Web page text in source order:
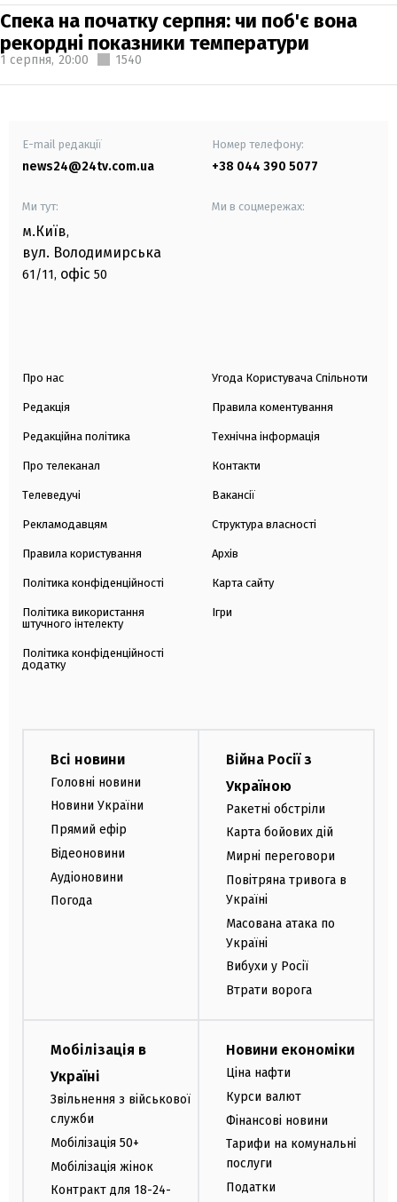
Спека на початку серпня: чи поб'є вона
рекордні показники температури
1 серпня, 20:00 1540
E-mail редакції
news24@24tv.com.ua
Номер телефону:
+38 044 390 5077
Ми тут:
м.Київ,
вул. Володимирська
61/11, офіс 50
Ми в соцмережах:
Про нас
Редакція
Редакційна політика
Про телеканал
Телеведучі
Рекламодавцям
Правила користування
Політика конфіденційності
Політика використання
штучного інтелекту
Політика конфіденційності
додатку
Угода Користувача Спільноти
Правила коментування
Технічна інформація
Контакти
Вакансії
Структура власності
Архів
Карта сайту
Ігри
Всі новини
Головні новини
Новини України
Прямий ефір
Відеоновини
Аудіоновини
Погода
Війна Росії з
Україною
Ракетні обстріли
Карта бойових дій
Мирні переговори
Повітряна тривога в
Україні
Масована атака по
Україні
Вибухи у Росії
Втрати ворога
Мобілізація в
Україні
Звільнення з військової
служби
Мобілізація 50+
Мобілізація жінок
Контракт для 18-24-
Новини економіки
Ціна нафти
Курси валют
Фінансові новини
Тарифи на комунальні
послуги
Податки